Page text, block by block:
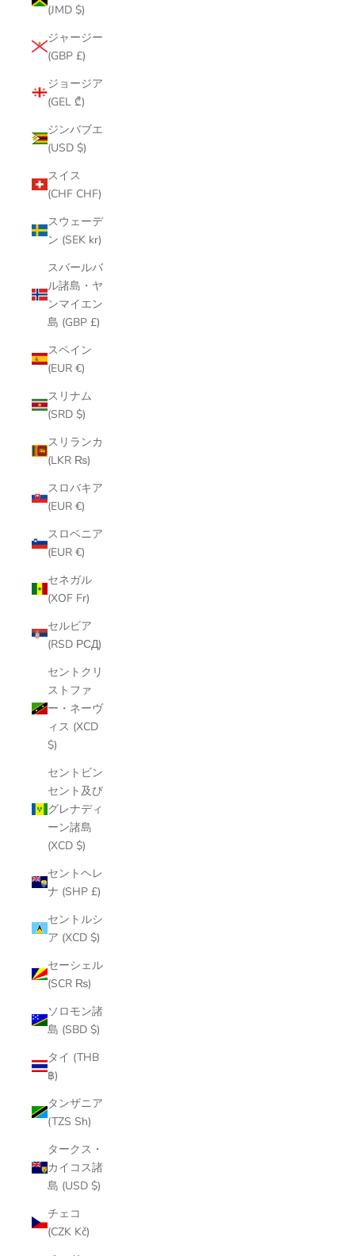
(JMD $)
ジャージー
(GBP £)
ジョージア
(GEL ₾)
ジンバブエ
(USD $)
スイス
(CHF CHF)
スウェーデ
ン (SEK kr)
スバールバ
ル諸島・ヤ
ンマイエン
島 (GBP £)
スペイン
(EUR €)
スリナム
(SRD $)
スリランカ
(LKR ₨)
スロバキア
(EUR €)
スロベニア
(EUR €)
セネガル
(XOF Fr)
セルビア
(RSD РСД)
セントクリ
ストファ
ー・ネーヴ
ィス (XCD
$)
セントビン
セント及び
グレナディ
ーン諸島
(XCD $)
セントヘレ
ナ (SHP £)
セントルシ
ア (XCD $)
セーシェル
(SCR ₨)
ソロモン諸
島 (SBD $)
タイ (THB
฿)
タンザニア
(TZS Sh)
タークス・
カイコス諸
島 (USD $)
チェコ
(CZK Kč)